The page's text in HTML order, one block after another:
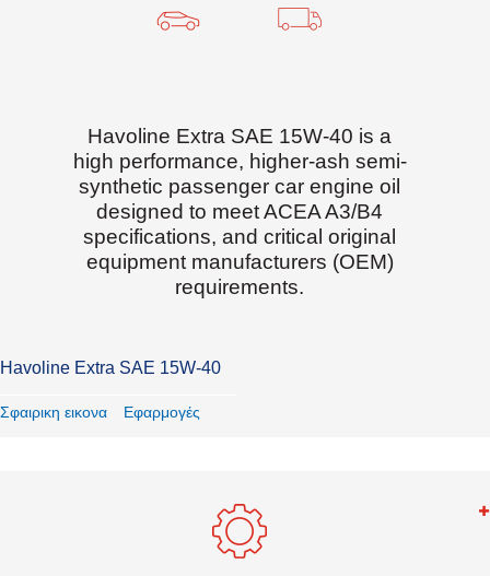
Havoline Extra SAE 15W-40 is a
high performance, higher-ash semi-
synthetic passenger car engine oil
designed to meet ACEA A3/B4
specifications, and critical original
equipment manufacturers (OEM)
requirements.
Havoline Extra SAE 15W-40
Σφαιρικη εικονα Εφαρμογές